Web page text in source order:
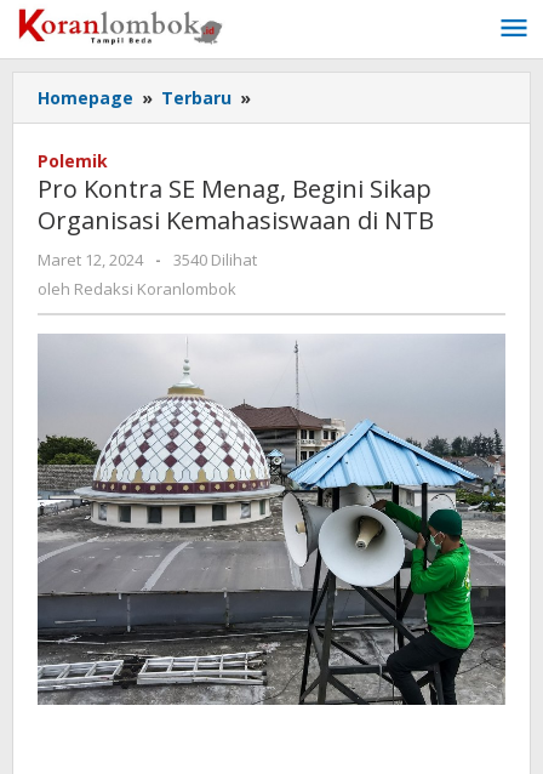
Lewati
ke
konten
Homepage » Terbaru »
Kontra
Begini
Sikap
Polemik
Pro Kontra SE Menag, Begini Sikap
Organisasi Kemahasiswaan di NTB
Maret 12, 2024
oleh
Redaksi
-
3540 Dilihat
oleh Redaksi Koranlombok